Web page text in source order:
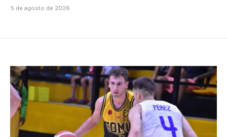
5 de agosto de 2026